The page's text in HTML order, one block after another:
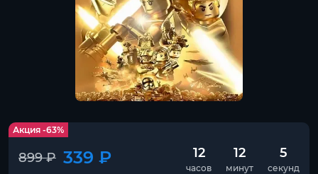
Акция -63%
899 ₽ 339 ₽ 12
часов
12
минут
5
секунд